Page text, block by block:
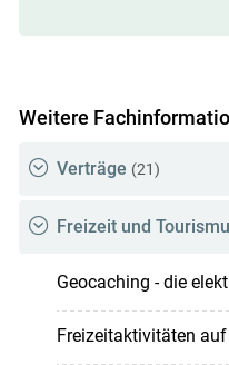
Weitere
Verträge (21)
Freizeit und
Geocaching - die
Freizeitaktivitäten